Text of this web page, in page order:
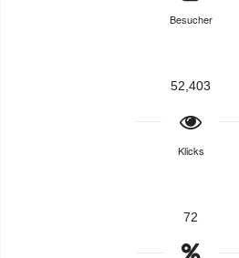
Besucher
52,403
Klicks
72